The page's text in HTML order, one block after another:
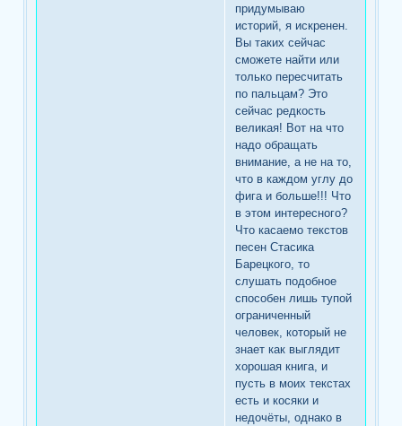
придумываю
историй, я искренен.
Вы таких сейчас
сможете найти или
только пересчитать
по пальцам? Это
сейчас редкость
великая! Вот на что
надо обращать
внимание, а не на то,
что в каждом углу до
фига и больше!!! Что
в этом интересного?
Что касаемо текстов
песен Стасика
Барецкого, то
слушать подобное
способен лишь тупой
ограниченный
человек, который не
знает как выглядит
хорошая книга, и
пусть в моих текстах
есть и косяки и
недочёты, однако в